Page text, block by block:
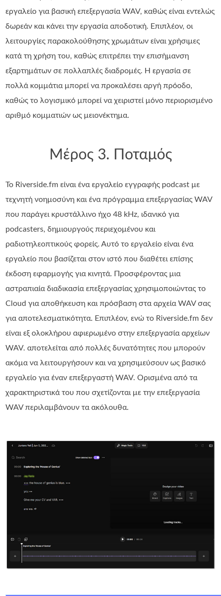
εργαλείο για βασική επεξεργασία WAV, καθώς είναι εντελώς
δωρεάν και κάνει την εργασία αποδοτική. Επιπλέον, οι
λειτουργίες παρακολούθησης χρωμάτων είναι χρήσιμες
κατά τη χρήση του, καθώς επιτρέπει την επισήμανση
εξαρτημάτων σε πολλαπλές διαδρομές. Η εργασία σε
πολλά κομμάτια μπορεί να προκαλέσει αργή πρόοδο,
καθώς το λογισμικό μπορεί να χειριστεί μόνο περιορισμένο
αριθμό κομματιών ως μειονέκτημα.
Μέρος 3. Ποταμός
Το Riverside.fm είναι ένα εργαλείο εγγραφής podcast με
τεχνητή νοημοσύνη και ένα πρόγραμμα επεξεργασίας WAV
που παράγει κρυστάλλινο ήχο 48 kHz, ιδανικό για
podcasters, δημιουργούς περιεχομένου και
ραδιοτηλεοπτικούς φορείς. Αυτό το εργαλείο είναι ένα
εργαλείο που βασίζεται στον ιστό που διαθέτει επίσης
έκδοση εφαρμογής για κινητά. Προσφέροντας μια
αστραπιαία διαδικασία επεξεργασίας χρησιμοποιώντας το
Cloud για αποθήκευση και πρόσβαση στα αρχεία WAV σας
για αποτελεσματικότητα. Επιπλέον, ενώ το Riverside.fm δεν
είναι εξ ολοκλήρου αφιερωμένο στην επεξεργασία αρχείων
WAV. αποτελείται από πολλές δυνατότητες που μπορούν
ακόμα να λειτουργήσουν και να χρησιμεύσουν ως βασικό
εργαλείο για έναν επεξεργαστή WAV. Ορισμένα από τα
χαρακτηριστικά του που σχετίζονται με την επεξεργασία
WAV περιλαμβάνουν τα ακόλουθα.